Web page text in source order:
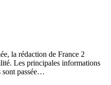
la rédaction de France 2
Les principales informations
passée…